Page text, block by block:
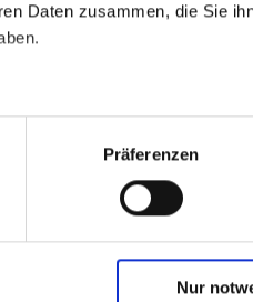
Daten zusammen, die Sie
Präferenzen
Nur